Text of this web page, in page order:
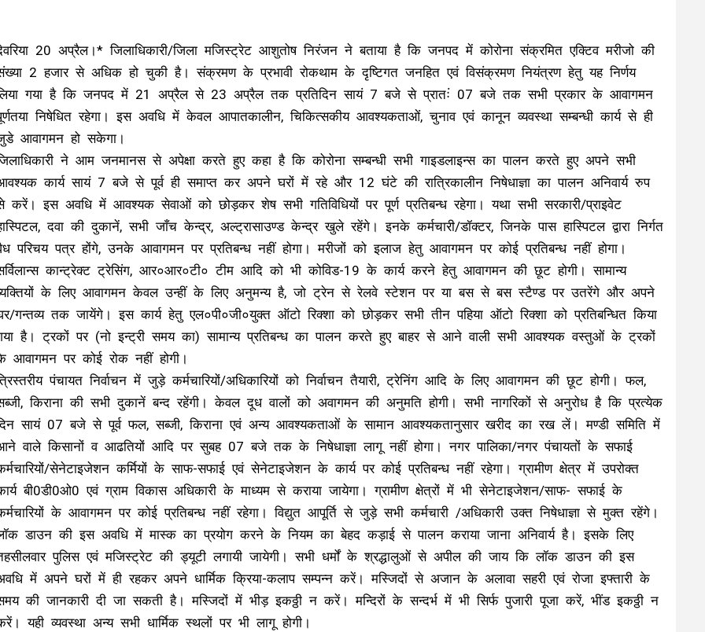
20 अप्रैल।* जिलाधिकारी/जिला मजिस्ट्रेट आशुतोष निरंजन ने बताया है कि जनपद में कोरोना संक्रमित एक्टिव मरीजो की
2 हजार से अधिक हो चुकी है। संक्रमण के प्रभावी रोकथाम के दृष्टिगत जनहित एवं विसंक्रमण नियंत्रण हेतु यह निर्णय
गया है कि जनपद में 21 अप्रैल से 23 अप्रैल तक प्रतिदिन सायं 7 बजे से प्रातःं 07 बजे तक सभी प्रकार के आवागमन
निषेधित रहेगा। इस अवधि में केवल आपातकालीन, चिकित्सकीय आवश्यकताओं, चुनाव एवं कानून व्यवस्था सम्बन्धी कार्य से ही
आवागमन हो सकेगा।
ने आम जनमानस से अपेक्षा करते हुए कहा है कि कोरोना सम्बन्धी सभी गाइडलाइन्स का पालन करते हुए अपने सभी
कार्य सायं 7 बजे से पूर्व ही समाप्त कर अपने घरों में रहे और 12 घंटे की रात्रिकालीन निषेधाज्ञा का पालन अनिवार्य रुप
करें। इस अवधि में आवश्यक सेवाओं को छोड़कर शेष सभी गतिविधियों पर पूर्ण प्रतिबन्ध रहेगा। यथा सभी सरकारी/प्राइवेट
दवा की दुकानें, सभी जाँच केन्द्र, अल्ट्रासाउण्ड केन्द्र खुले रहेंगे। इनके कर्मचारी/डॉक्टर, जिनके पास हास्पिटल द्वारा निर्गत
परिचय पत्र होंगे, उनके आवागमन पर प्रतिबन्ध नहीं होगा। मरीजों को इलाज हेतु आवागमन पर कोई प्रतिबन्ध नहीं होगा।
कान्ट्रेक्ट ट्रेसिंग, आर०आर०टी० टीम आदि को भी कोविड-19 के कार्य करने हेतु आवागमन की छूट होगी। सामान्य
के लिए आवागमन केवल उन्हीं के लिए अनुमन्य है, जो ट्रेन से रेलवे स्टेशन पर या बस से बस स्टैण्ड पर उतरेंगे और अपने
गन्तव्य तक जायेंगे। इस कार्य हेतु एल०पी०जी०युक्त ऑटो रिक्शा को छोड़कर सभी तीन पहिया ऑटो रिक्शा को प्रतिबन्धित किया
है। ट्रकों पर (नो इन्ट्री समय का) सामान्य प्रतिबन्ध का पालन करते हुए बाहर से आने वाली सभी आवश्यक वस्तुओं के ट्रकों
आवागमन पर कोई रोक नहीं होगी।
पंचायत निर्वाचन में जुड़े कर्मचारियों/अधिकारियों को निर्वाचन तैयारी, ट्रेनिंग आदि के लिए आवागमन की छूट होगी। फल,
किराना की सभी दुकानें बन्द रहेंगी। केवल दूध वालों को अवागमन की अनुमति होगी। सभी नागरिकों से अनुरोध है कि प्रत्येक
सायं 07 बजे से पूर्व फल, सब्जी, किराना एवं अन्य आवश्यकताओं के सामान आवश्यकतानुसार खरीद का रख लें। मण्डी समिति में
वाले किसानों व आढतियों आदि पर सुबह 07 बजे तक के निषेधाज्ञा लागू नहीं होगा। नगर पालिका/नगर पंचायतों के सफाई
सेनेटाइजेशन कर्मियों के साफ-सफाई एवं सेनेटाइजेशन के कार्य पर कोई प्रतिबन्ध नहीं रहेगा। ग्रामीण क्षेत्र में उपरोक्त
बी0डी0ओ0 एवं ग्राम विकास अधिकारी के माध्यम से कराया जायेगा। ग्रामीण क्षेत्रों में भी सेनेटाइजेशन/साफ- सफाई के
के आवागमन पर कोई प्रतिबन्ध नहीं रहेगा। विद्युत आपूर्ति से जुड़े सभी कर्मचारी /अधिकारी उक्त निषेधाज्ञा से मुक्त रहेंगे।
डाउन की इस अवधि में मास्क का प्रयोग करने के नियम का बेहद कड़ाई से पालन कराया जाना अनिवार्य है। इसके लिए
पुलिस एवं मजिस्ट्रेट की ड्यूटी लगायी जायेगी। सभी धर्मों के श्रद्धालुओं से अपील की जाय कि लॉक डाउन की इस
में अपने घरों में ही रहकर अपने धार्मिक क्रिया-कलाप सम्पन्न करें। मस्जिदों से अजान के अलावा सहरी एवं रोजा इफ्तारी के
की जानकारी दी जा सकती है। मस्जिदों में भीड़ इकठ्ठी न करें। मन्दिरों के सन्दर्भ में भी सिर्फ पुजारी पूजा करें, भींड इकठ्ठी न
यही व्यवस्था अन्य सभी धार्मिक स्थलों पर भी लागू होगी।